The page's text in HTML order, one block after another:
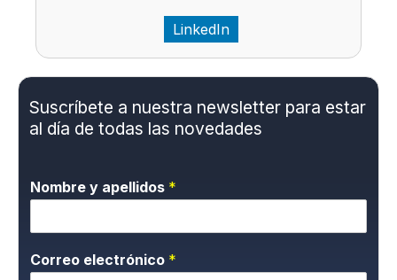
LinkedIn
Suscríbete a nuestra newsletter para estar
al día de todas las novedades
Nombre y apellidos *
Correo electrónico *